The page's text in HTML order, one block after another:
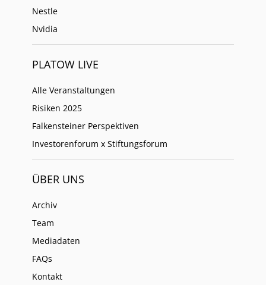
Nestle
Nvidia
PLATOW LIVE
Alle Veranstaltungen
Risiken 2025
Falkensteiner Perspektiven
Investorenforum x Stiftungsforum
ÜBER UNS
Archiv
Team
Mediadaten
FAQs
Kontakt